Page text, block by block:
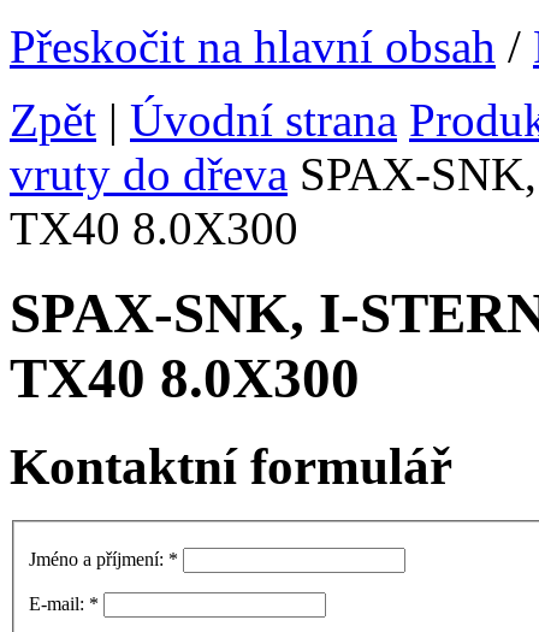
Přeskočit na hlavní obsah /
Zpět | Úvodní strana
vruty do dřeva SPAX-
TX40 8.0X300
SPAX-SNK, I-
TX40 8.0X300
Kontaktní formulář
Jméno a příjmení: *
E-mail: *